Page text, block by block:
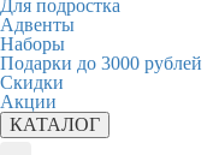
Для подростка
Адвенты
Наборы
Подарки до 3000 рублей
Скидки
Акции
КАТАЛОГ